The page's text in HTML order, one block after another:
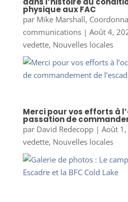
physique aux FAC
par Mike Marshall,
communications| Août 4,
vedette, Nouvelles locales
Merci pour vos efforts à
passation de
par David Redecopp| Août
vedette, Nouvelles locales